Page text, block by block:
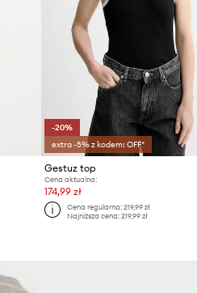
-20%
extra -5% z kodem: OFF*
Gestuz top
Cena aktualna:
174,99 zł
Cena regularna: 219,99 zł
Najniższa cena: 219,99 zł